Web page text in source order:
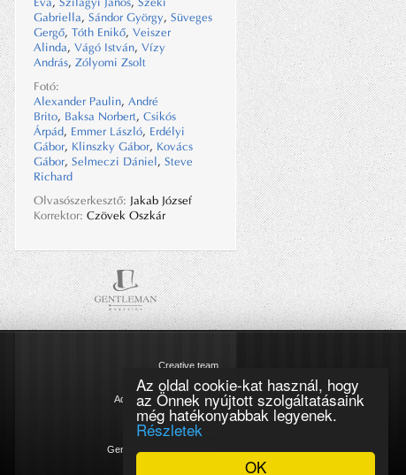
OK
Az oldal cookie-kat használ, hogy
az Önnek nyújtott szolgáltatásaink
még hatékonyabbak legyenek.
Részletek
Gabriella, Sándor György, Süveges
Gergő, Tóth Enikő, Veiszer
Alinda, Vágó István, Vízy
András, Zólyomi Zsolt
Fotó:
Alexander Paulin, André
Brito, Baksa Norbert, Csikós
Árpád, Emmer László, Erdélyi
Gábor, Klinszky Gábor, Kovács
Gábor, Selmeczi Dániel , Steve
Richard
Olvasószerkesztő: Jakab József
Korrektor: Czövek Oszkár
Creative team
Impresszum
Adatkezelési tájékoztató
Cookie szabályzat
Magazinok
Gentleman kommunikáció